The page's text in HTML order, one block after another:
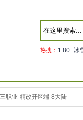
热搜： 1.80 冰
职业-精改开区端-8大陆